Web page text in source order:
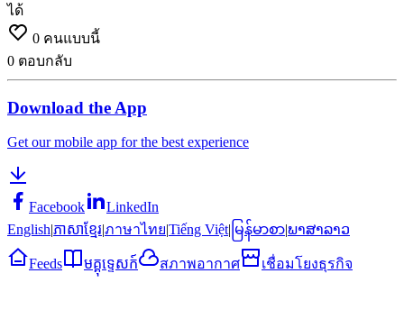
ได้
0 คนแบบนี้
0 ตอบกลับ
Download the App
Get our mobile app for the best experience
Facebook
LinkedIn
English|ភាសាខ្មែរ|ภาษาไทย|Tiếng Việt| မြန်မာစာ|ພາສາລາວ
Feeds មគ្គុទ្ទេសក៍ สภาพอากาศ เชื่อมโยงธุรกิจ